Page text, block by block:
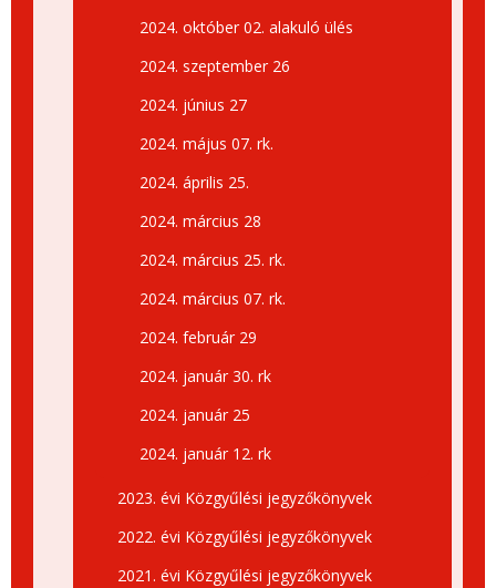
2024. október 02. alakuló ülés
2024. szeptember 26
2024. június 27
2024. május 07. rk.
2024. április 25.
2024. március 28
2024. március 25. rk.
2024. március 07. rk.
2024. február 29
2024. január 30. rk
2024. január 25
2024. január 12. rk
2023. évi Közgyűlési jegyzőkönyvek
2022. évi Közgyűlési jegyzőkönyvek
2021. évi Közgyűlési jegyzőkönyvek